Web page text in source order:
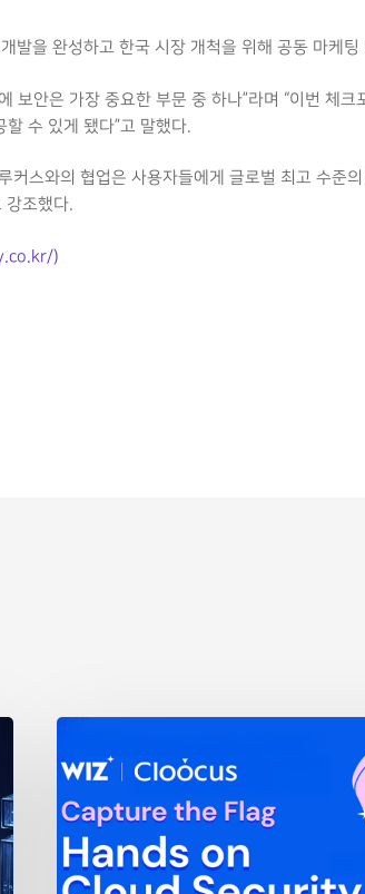
발을 완성하고 한국 시장 개척을 위해 공동 마케
보안은 가장 중요한 부문 중 하나”라며 “이번 체
수 있게 됐다”고 말했다.
커스와의 협업은 사용자들에게 글로벌 최고 수준
강조했다.
)